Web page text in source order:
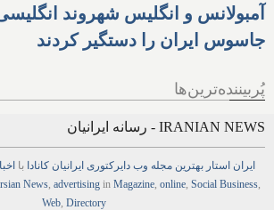
آمبولانس و انگلیس شهروند
جاسوس ایران را دستگیر کردند
پُربیننده‌ترین‌ها
IRANIAN NEWS - رسانه ایرانیان
ایران استار بهترین مجله وب دایرکتوری ایرانیان کانادا با
News, advertisingin Magazine, online, Social Business,
Web Directory